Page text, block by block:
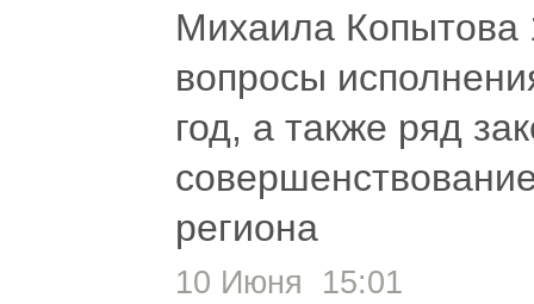
Михаила Копытова
вопросы
год, а также ряд
региона
10 Июня 15:01